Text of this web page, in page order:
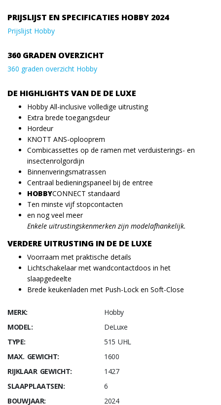
PRIJSLIJST EN SPECIFICATIES HOBBY 2024
Prijslijst Hobby
360 GRADEN OVERZICHT
360 graden overzicht Hobby
DE HIGHLIGHTS VAN DE DE LUXE
Hobby All-inclusive volledige uitrusting
Extra brede toegangsdeur
Hordeur
KNOTT ANS-oplooprem
Combicassettes op de ramen met verduisterings- en
insectenrolgordijn
Binnenveringsmatrassen
Centraal bedieningspaneel bij de entree
HOBBYCONNECT standaard
Ten minste vijf stopcontacten
en nog veel meer
Enkele uitrustingskenmerken zijn modelafhankelijk.
VERDERE UITRUSTING IN DE DE LUXE
Voorraam met praktische details
Lichtschakelaar met wandcontactdoos in het
slaapgedeelte
Brede keukenladen met Push-Lock en Soft-Close
MERK:
Hobby
MODEL:
DeLuxe
TYPE:
515 UHL
MAX. GEWICHT:
1600
RIJKLAAR GEWICHT:
1427
SLAAPPLAATSEN:
6
BOUWJAAR:
2024